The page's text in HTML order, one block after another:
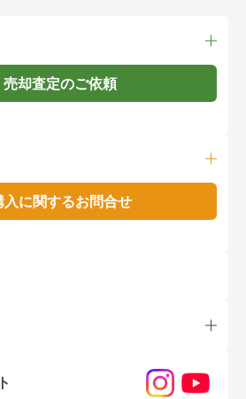
売却査定のご依頼
入に関するお問合せ